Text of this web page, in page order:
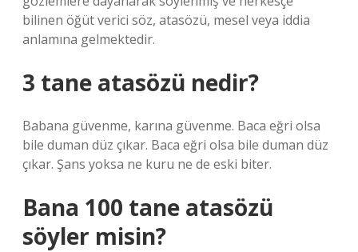
bilinen öğüt verici söz, atasözü, mesel veya iddia
anlamına gelmektedir.
3 tane atasözü nedir?
Babana güvenme, karına güvenme. Baca eğri olsa
bile duman düz çıkar. Baca eğri olsa bile duman düz
çıkar. Şans yoksa ne kuru ne de eski biter.
Bana 100 tane atasözü
söyler misin?